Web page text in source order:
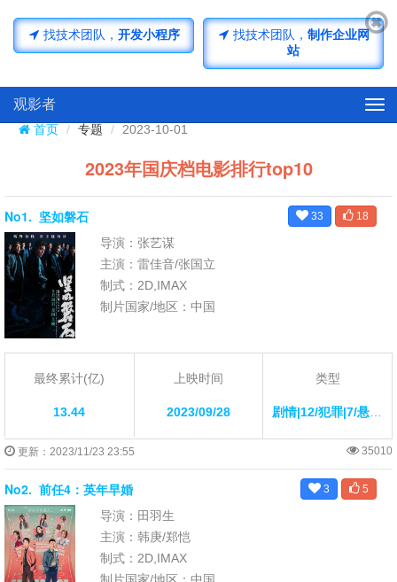
找技术团队， 开发小程序
济南小程序开发
找技术团队， 制作企业网
站
济南网站开发
观影者
首页 专题 2023-10-01
2023年国庆档电影排行top10
No1. 坚如磐石 33 18
导演：张艺谋
主演：雷佳音/张国立
制式：2D,IMAX
制片国家/地区：中国
最终累计(亿)
13.44
上映时间
2023/09/28
类型
更新：2023/11/23 23:55 35010
No2. 前任4：英年早婚 3 5
导演：田羽生
主演：韩庚/郑恺
制式：2D,IMAX